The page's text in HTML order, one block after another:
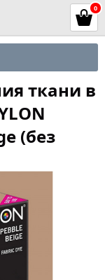
0
ткани в
(без